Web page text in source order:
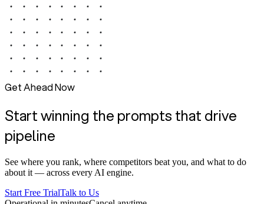
Get Ahead Now
Start winning the prompts that drive
pipeline
See where you rank, where competitors beat you, and what to do
about it — across every AI engine.
Start Free TrialTalk to Us